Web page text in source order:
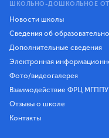
ШКОЛЬНО-ДОШКОЛЬНОЕ
Новости школы
Сведения об
Дополнительные сведения
Электронная
Фото/видеогалерея
Взаимодействие ФРЦ
Отзывы о школе
Контакты